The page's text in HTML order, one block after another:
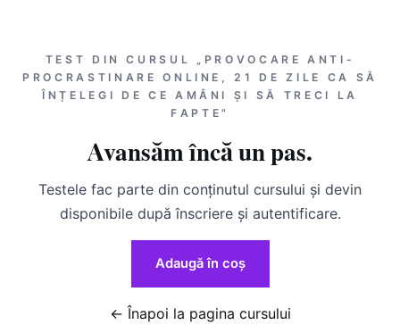
TEST DIN CURSUL „PROVOCARE ANTI-
PROCRASTINARE ONLINE, 21 DE ZILE CA SĂ
ÎNȚELEGI DE CE AMÂNI ȘI SĂ TRECI LA
FAPTE"
Avansăm încă un pas.
Testele fac parte din conținutul cursului și devin
disponibile după înscriere și autentificare.
Adaugă în coș
← Înapoi la pagina cursului